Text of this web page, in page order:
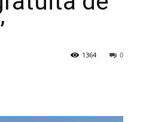
0
1364